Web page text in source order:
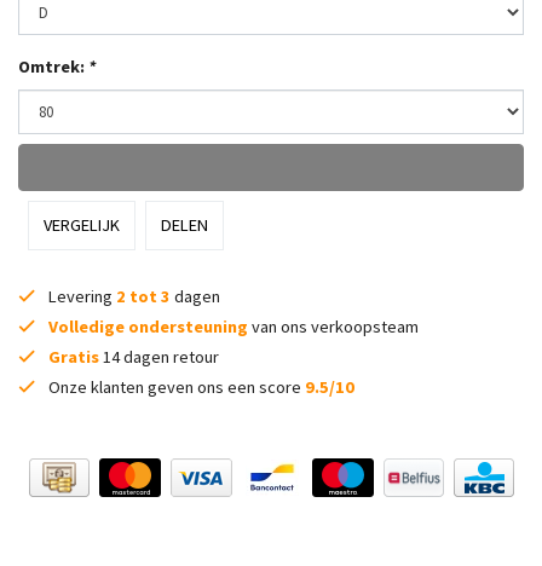
Omtrek: *
VERGELIJK DELEN
Levering 2 tot 3 dagen
Volledige ondersteuning van ons verkoopsteam
Gratis14 dagen retour
Onze klanten geven ons een score 9.5/10